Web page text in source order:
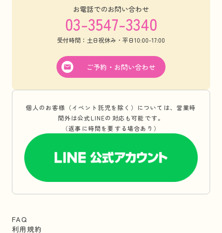
お電話でのお問い合わせ
03-3547-3340
受付時間：土日祝休み・平日10:00-17:00
ご予約・お問い合わせ
個人のお客様（イベント託児を除く）については、営業時
間外は公式LINEの対応も可能です。
（返事に時間を要する場合あり）
FAQ
利用規約